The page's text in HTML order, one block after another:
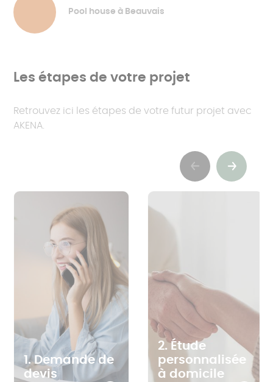
Pool house à Beauvais
Les étapes de votre projet
Retrouvez ici les étapes de votre futur projet avec
AKENA.
PreviousSuivant
1. Demande de
devis
2. Étude
personnalisée
à domicile